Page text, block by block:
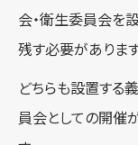
会・衛生委員会を
残す必要があります
どちらも設置する
員会としての開催